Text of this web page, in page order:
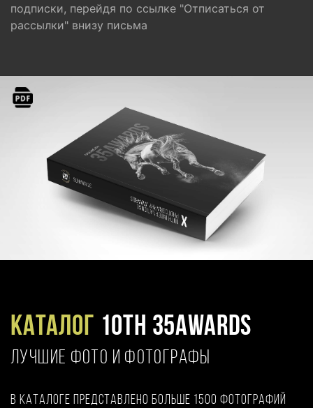
подписки, перейдя по ссылке "Отписаться от
рассылки" внизу письма
Каталог 10TH 35AWARDS
ЛУЧШИЕ ФОТО И ФОТОГРАФЫ
В каталоге представлено больше 1500 фотографий